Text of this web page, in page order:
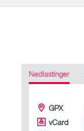
Nedlastinger
GPX
vCard